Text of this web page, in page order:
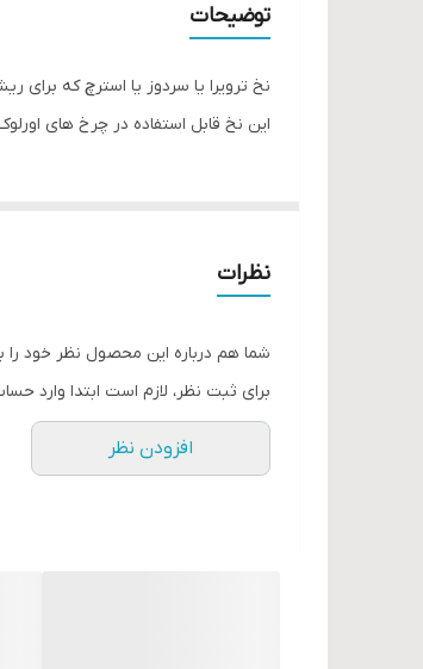
توضیحات
نخ ترویرا یا سردوز یا استرچ که
این نخ قابل استفاده در چرخ های
نظرات
شما هم درباره این محصول نظر خود را
برای ثبت نظر، لازم است ابتدا وارد
افزودن نظر